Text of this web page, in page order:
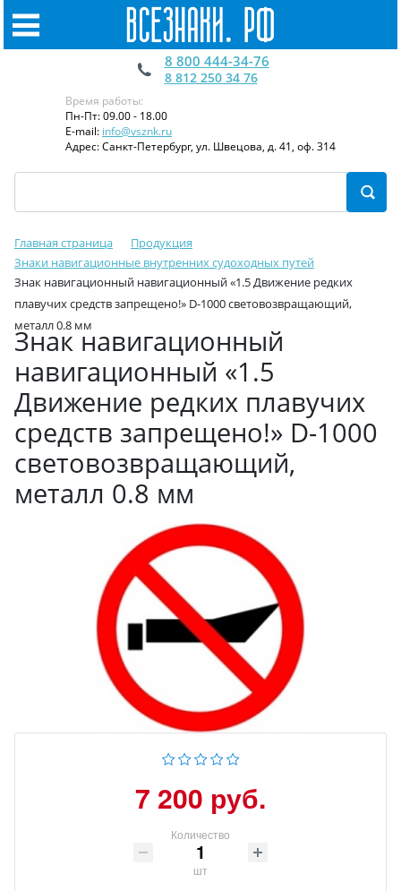
8 800 444-34-76
8 812 250 34 76
Время работы:
Пн-Пт: 09.00 - 18.00
E-mail: info@vsznk.ru
Адрес: Санкт-Петербург, ул. Швецова, д. 41, оф. 314
Главная страница
Продукция
Знаки навигационные внутренних судоходных путей
Знак навигационный навигационный «1.5 Движение редких
плавучих средств запрещено!» D-1000 световозвращающий,
металл 0.8 мм
Знак навигационный
навигационный «1.5
Движение редких плавучих
средств запрещено!» D-1000
световозвращающий,
металл 0.8 мм
7 200 руб.
Количество
шт